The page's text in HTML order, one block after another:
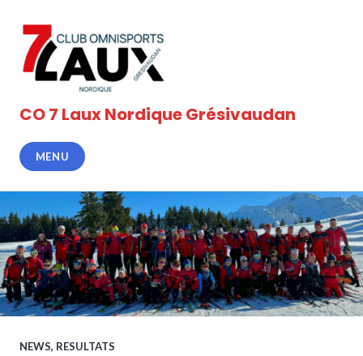
contenu
principal
CO 7 Laux Nordique Grésivaudan
MENU
NEWS, RESULTATS